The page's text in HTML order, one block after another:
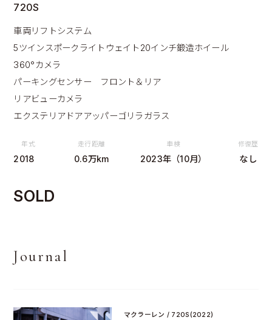
720S
車両リフトシステム
5ツインスポークライトウェイト20インチ鍛造ホイール
360°カメラ
パーキングセンサー フロント＆リア
リアビューカメラ
エクステリアドアアッパーゴリラガラス
年式
2018
走行距離
0.6万km
車検
2023年（10月）
修復歴
なし
SOLD
Journal
マクラーレン / 720S(2022)